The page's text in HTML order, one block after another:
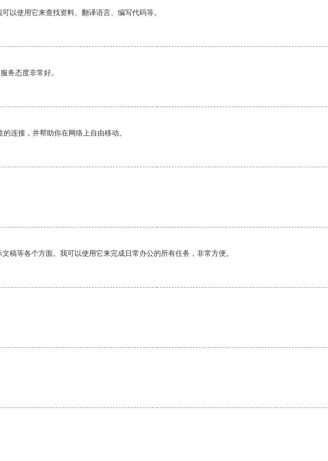
以使用它来查找资料、翻译语言、编写代码等。
务态度非常好。
连接，并帮助你在网络上自由移动。
稿等各个方面。我可以使用它来完成日常办公的所有任务，非常方便。